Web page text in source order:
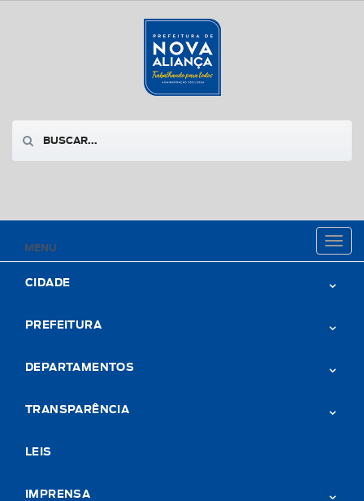
MENU
Toggle
CIDADE
PREFEITURA
DEPARTAMENTOS
TRANSPARÊNCIA
LEIS
IMPRENSA